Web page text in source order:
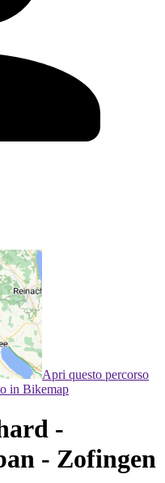
Apri questo percorso
in Bikemap
-
- Zofingen